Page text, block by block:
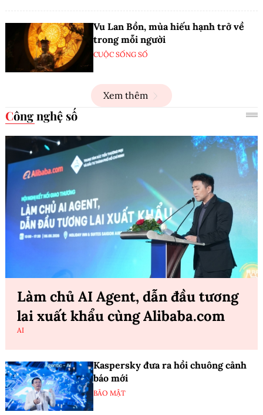
Vu Lan Bồn, mùa hiếu hạnh trở về
trong mỗi người
CUỘC SỐNG SỐ
Xem thêm
Công nghệ số
Làm chủ AI Agent, dẫn đầu tương
lai xuất khẩu cùng Alibaba.com
AI
Kaspersky đưa ra hồi chuông cảnh
báo mới
BẢO MẬT